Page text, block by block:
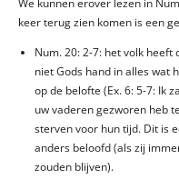
We kunnen erover lezen in
keer terug zien komen is een
Num. 20: 2-7: het volk
niet Gods hand in alles wat
op de belofte (Ex. 6: 5-7: Ik
uw vaderen gezworen heb
sterven voor hun tijd. Dit is
anders beloofd (als zij
zouden blijven).